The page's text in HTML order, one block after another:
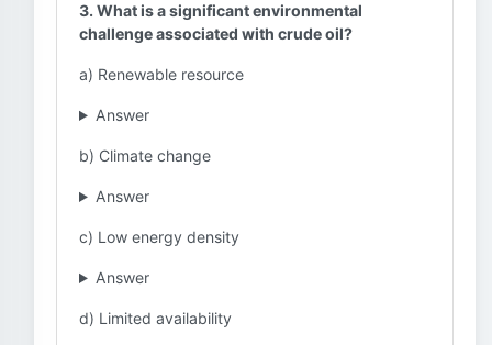
3. What is a significant environmental
challenge associated with crude oil?
a) Renewable resource
Answer
b) Climate change
Answer
c) Low energy density
Answer
d) Limited availability